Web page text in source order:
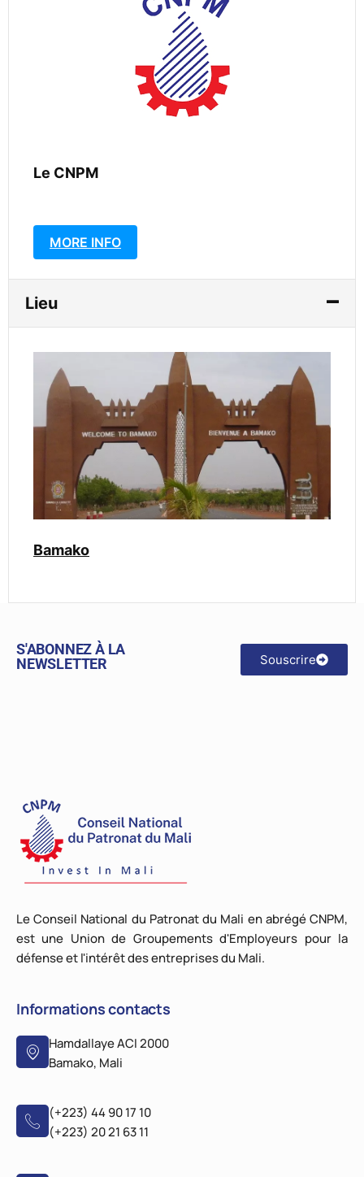
Le CNPM
MORE INFO
Lieu
Bamako
S'ABONNEZ À LA
NEWSLETTER
Souscrire
Le Conseil National du Patronat du Mali en abrégé CNPM,
est une Union de Groupements d'Employeurs pour la
défense et l'intérêt des entreprises du Mali.
Informations contacts
Hamdallaye ACI 2000
Bamako, Mali
(+223) 44 90 17 10
(+223) 20 21 63 11